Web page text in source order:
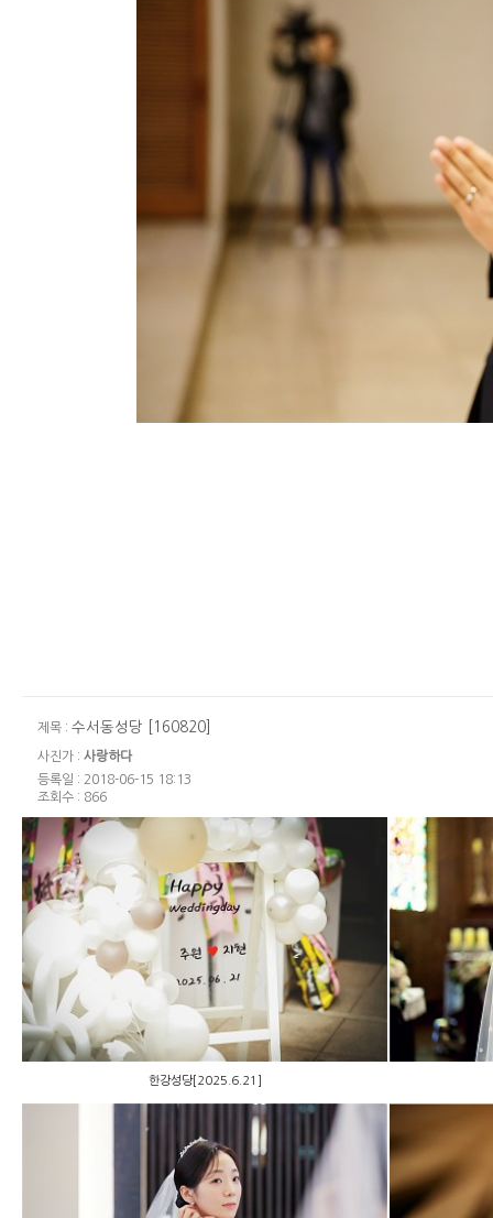
제목 : 수서동성당 [160820]
사진가 : 사랑하다
등록일 : 2018-06-15 18:13
조회수 : 866
한강성당[2025.6.21]
한강성당[2025.6.21]